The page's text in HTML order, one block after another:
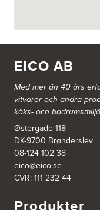
431 53 Mölndal
Tel.:31864380
Ballingslöv
Hantverkarvägen 14
187 66 Täby
Tel.:0046-86300150
http://
Ballingslöv Borås
Tel.:0046-333232502
EICO AB
Med mer än 40 års
vitvaror och andra
köks- och
Østergade 118
DK-9700 Brønderslev
08-124 102 38
eico@eico.se
CVR: 111 232 44
Produkter